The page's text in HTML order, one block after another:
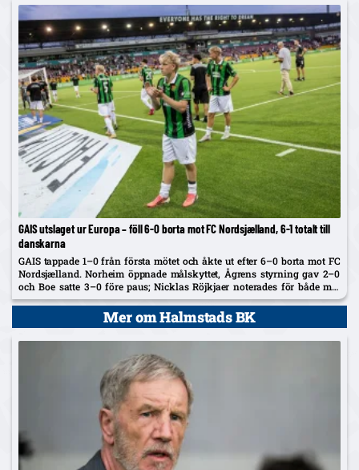
GAIS utslaget ur Europa – föll 6-0 borta mot FC Nordsjælland, 6-1 totalt till
danskarna
GAIS tappade 1–0 från första mötet och åkte ut efter 6–0 borta mot FC
Nordsjælland. Norheim öppnade målskyttet, Ågrens styrning gav 2–0
och Boe satte 3–0 före paus; Nicklas Röjkjaer noterades för både mål
och assist.
Mer om Halmstads BK